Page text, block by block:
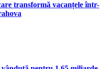
transformă vacanțele într-